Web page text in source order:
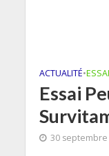
ACTUALITÉ•
Essai
30 septembre